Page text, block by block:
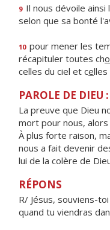
9 Il nous dévoile ainsi
selon que sa bonté
10 pour mener les
récapituler toutes cho
celles du ciel et celles
PAROLE DE DIEU
La preuve que Dieu
mort pour nous,
À plus forte raison,
nous a fait devenir
lui de la colère de
RÉPONS
R/ Jésus, souviens-
quand tu viendras